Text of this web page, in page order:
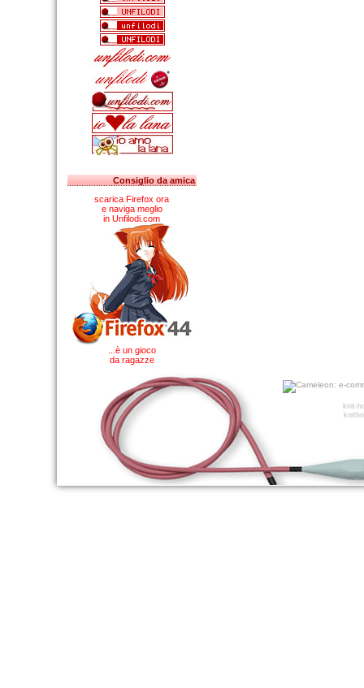
Consiglio da amica
scarica Firefox ora
e naviga meglio
in Unfilodi.com
...è un gioco
da ragazze
knit-